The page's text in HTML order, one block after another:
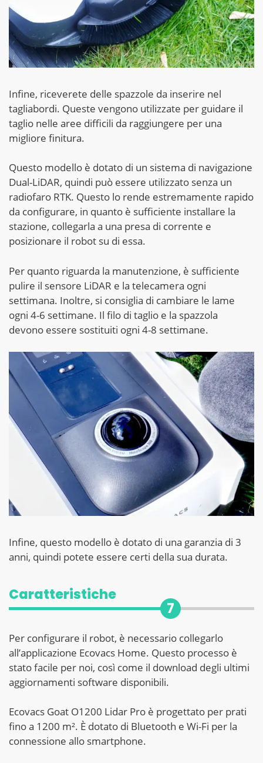
Infine, riceverete delle spazzole da inserire nel
tagliabordi. Queste vengono utilizzate per guidare il
taglio nelle aree difficili da raggiungere per una
migliore finitura.
Questo modello è dotato di un sistema di navigazione
Dual-LiDAR, quindi può essere utilizzato senza un
radiofaro RTK. Questo lo rende estremamente rapido
da configurare, in quanto è sufficiente installare la
stazione, collegarla a una presa di corrente e
posizionare il robot su di essa.
Per quanto riguarda la manutenzione, è sufficiente
pulire il sensore LiDAR e la telecamera ogni
settimana. Inoltre, si consiglia di cambiare le lame
ogni 4-6 settimane. Il filo di taglio e la spazzola
devono essere sostituiti ogni 4-8 settimane.
Infine, questo modello è dotato di una garanzia di 3
anni, quindi potete essere certi della sua durata.
Caratteristiche
7
Per configurare il robot, è necessario collegarlo
all’applicazione Ecovacs Home. Questo processo è
stato facile per noi, così come il download degli ultimi
aggiornamenti software disponibili.
Ecovacs Goat O1200 Lidar Pro è progettato per prati
fino a 1200 m². È dotato di Bluetooth e Wi-Fi per la
connessione allo smartphone.